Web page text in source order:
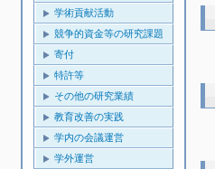
学術貢献活動
競争的資金等の研究課題
寄付
特許等
その他の研究業績
教育改善の実践
学内の会議運営
学外運営